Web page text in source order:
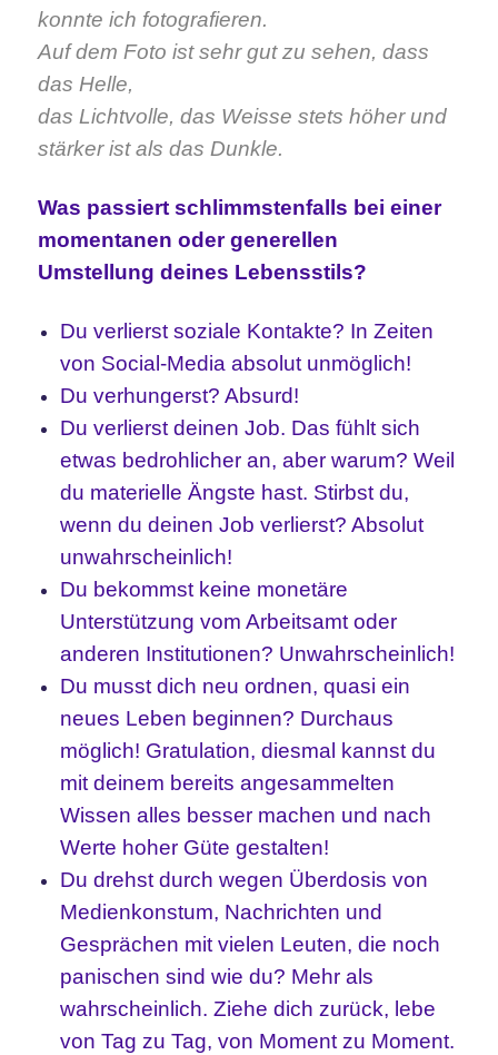
konnte ich fotografieren.
Auf dem Foto ist sehr gut zu sehen, dass
das Helle,
das Lichtvolle, das Weisse stets höher und
stärker ist als das Dunkle.
Was passiert schlimmstenfalls bei einer
momentanen oder generellen
Umstellung deines Lebensstils?
Du verlierst soziale Kontakte? In Zeiten
von Social-Media absolut unmöglich!
Du verhungerst? Absurd!
Du verlierst deinen Job. Das fühlt sich
etwas bedrohlicher an, aber warum? Weil
du materielle Ängste hast. Stirbst du,
wenn du deinen Job verlierst? Absolut
unwahrscheinlich!
Du bekommst keine monetäre
Unterstützung vom Arbeitsamt oder
anderen Institutionen? Unwahrscheinlich!
Du musst dich neu ordnen, quasi ein
neues Leben beginnen? Durchaus
möglich! Gratulation, diesmal kannst du
mit deinem bereits angesammelten
Wissen alles besser machen und nach
Werte hoher Güte gestalten!
Du drehst durch wegen Überdosis von
Medienkonstum, Nachrichten und
Gesprächen mit vielen Leuten, die noch
panischen sind wie du? Mehr als
wahrscheinlich. Ziehe dich zurück, lebe
von Tag zu Tag, von Moment zu Moment.